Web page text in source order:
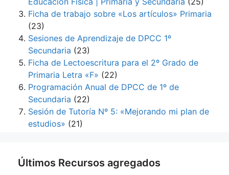
Ficha de trabajo sobre «Los artículos» Primaria
(23)
Sesiones de Aprendizaje de DPCC 1º
Secundaria (23)
Ficha de Lectoescritura para el 2º Grado de
Primaria Letra «F» (22)
Programación Anual de DPCC de 1º de
Secundaria (22)
Sesión de Tutoría Nº 5: «Mejorando mi plan de
estudios» (21)
Últimos Recursos agregados